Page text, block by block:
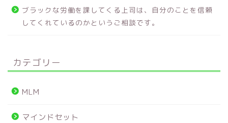
ブラックな労働を課してくる上司は、自分のことを信頼
してくれているのかというご相談です。
カテゴリー
MLM
マインドセット